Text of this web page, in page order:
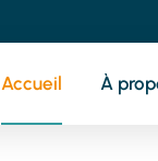
Accueil À